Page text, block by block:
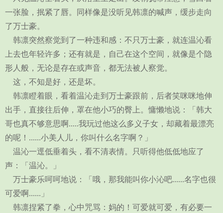
一张脸，抿紧了唇。同样像是没听见韩凛的喊声，缓步走向
了万士豪。
韩凛突然察觉到了一种违和感：不只万士豪，就连温沁看
上去也年轻许多；还有就是，自己在这个空间，就像是个隐
形人般，无论是存在或声音，都无法被人察觉。
这，不知是好，还是坏。
韩凛瞪着眼，看着温沁走到万士豪跟前，后者笑咪咪地伸
出手，直接往后伸，罩在他小巧的臀上。慵懒地说：「韩大
哥也真不够意思啊.....我玩过他这么多义子女，却藏着最漂亮
的呢！......小美人儿，你叫什么名字啊？」
温沁一逕低垂着头，看不清表情。只听得他低低地应了
声：「温沁。」
万士豪乐呵呵地说：「哦，那我能叫你小沁吧......名字也很
可爱啊......」
韩凛捏紧了拳，心中咒骂：妈的！可爱就可爱，有必要一